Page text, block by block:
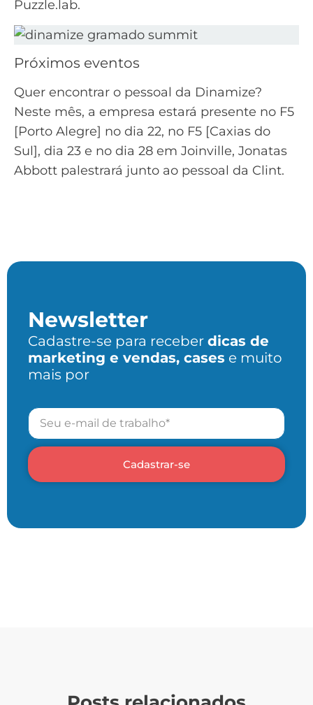
Puzzle.lab.
Próximos eventos
Quer encontrar o pessoal da Dinamize?
Neste mês, a empresa estará presente no F5
[Porto Alegre] no dia 22, no F5 [Caxias do
Sul], dia 23 e no dia 28 em Joinville, Jonatas
Abbott palestrará junto ao pessoal da Clint.
Newsletter
Cadastre-se para receber dicas de
marketing e vendas, cases e muito
mais por
Cadastrar-se